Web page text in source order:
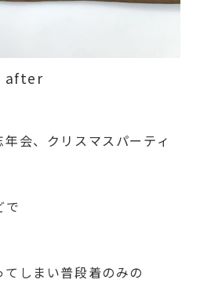
after
会、クリスマスパーティ
で
しまい普段着のみの